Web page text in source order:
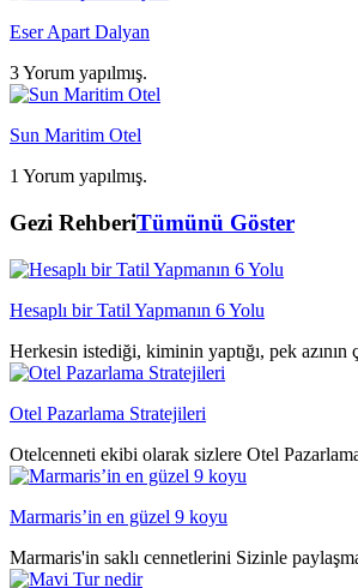
Eser Apart Dalyan
3 Yorum yapılmış.
Sun Maritim Otel
1 Yorum yapılmış.
Gezi RehberiTümünü Göster
Hesaplı bir Tatil Yapmanın 6 Yolu
Herkesin istediği, kiminin yaptığı, pek
Otel Pazarlama Stratejileri
Otelcenneti ekibi olarak sizlere Otel
Marmaris’in en güzel 9 koyu
Marmaris'in saklı cennetlerini Sizinle